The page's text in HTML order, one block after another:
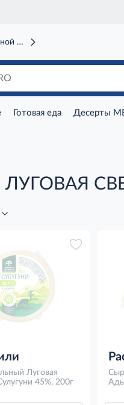
вокзал)
Готовая еда Десерты
ЛУГОВАЯ
Луговая
45%, 200г
Сыр